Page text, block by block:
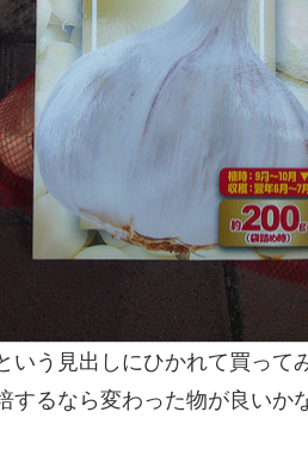
いう見出しにひかれて買って
するなら変わった物が良いか